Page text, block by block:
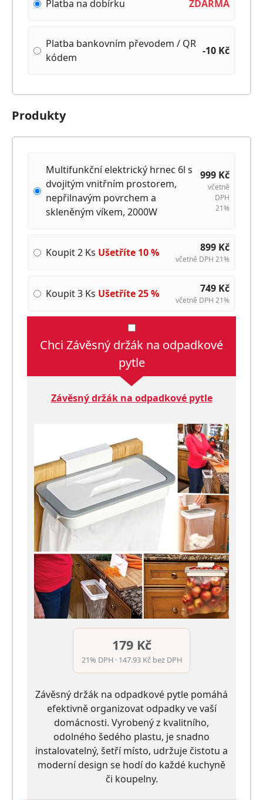
Platba na dobírku ZDARMA
Platba bankovním převodem / QR
kódem
-10 Kč
Produkty
Multifunkční elektrický hrnec 6l s
dvojitým vnitřním prostorem,
nepřilnavým povrchem a
skleněným víkem, 2000W
999 Kč
včetně
DPH
21%
Koupit 2 Ks Ušetříte 10% 899 Kč
včetně DPH 21%
Koupit 3 Ks Ušetříte25% 749 Kč
včetně DPH 21%
Chci Závěsný držák na odpadkové
pytle
Závěsný držák na odpadkové pytle
179 Kč
21% DPH · 147.93 Kč bez DPH
Závěsný držák na odpadkové pytle pomáhá
efektivně organizovat odpadky ve vaší
domácnosti. Vyrobený z kvalitního,
odolného šedého plastu, je snadno
instalovatelný, šetří místo, udržuje čistotu a
moderní design se hodí do každé kuchyně
či koupelny.